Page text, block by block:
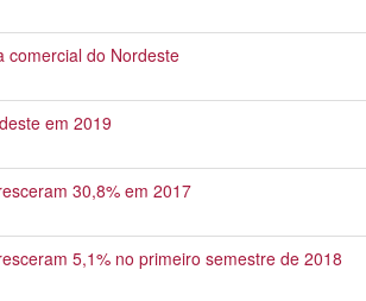
comercial do Nordeste
em 2019
30,8% em 2017
5,1% no primeiro semestre de 2018